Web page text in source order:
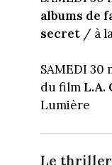
albums de
secret/ à
SAMEDI 30
du film L.A.
Lumière
Le thriller